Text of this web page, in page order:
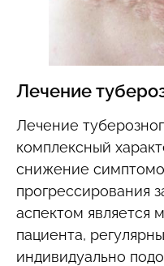
Лечение
Лечение
комплексный
снижение
прогрессирования
аспектом является
пациента,
индивидуально